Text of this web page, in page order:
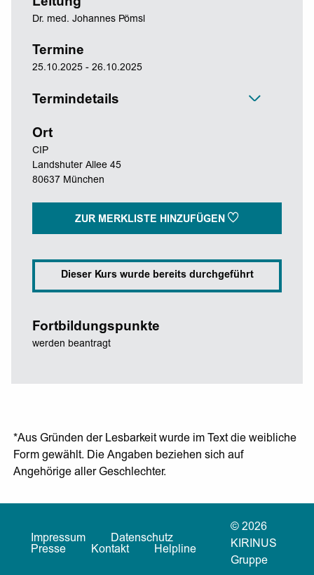
Dr. med. Johannes Pömsl
Termine
25.10.2025 - 26.10.2025
Termindetails
Ort
CIP
Landshuter Allee 45
80637 München
ZUR MERKLISTE HINZUFÜGEN
Dieser Kurs wurde bereits durchgeführt
Fortbildungspunkte
werden beantragt
*Aus Gründen der Lesbarkeit wurde im Text die weibliche
Form gewählt. Die Angaben beziehen sich auf
Angehörige aller Geschlechter.
Impressum
Datenschutz
Presse
Kontakt Helpline
© 2026
KIRINUS
Gruppe